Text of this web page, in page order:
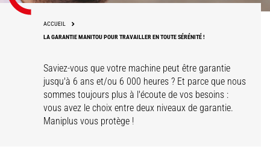
ACCUEIL
LA GARANTIE MANITOU POUR TRAVAILLER EN TOUTE SÉRÉNITÉ !
Saviez-vous que votre machine peut être garantie
jusqu'à 6 ans et/ou 6 000 heures ? Et parce que nous
sommes toujours plus à l'écoute de vos besoins :
vous avez le choix entre deux niveaux de garantie.
Maniplus vous protège !